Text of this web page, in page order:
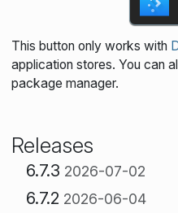
This button only works with
application stores. You can
package manager.
Releases
6.7.3 2026-07-02
6.7.2 2026-06-04